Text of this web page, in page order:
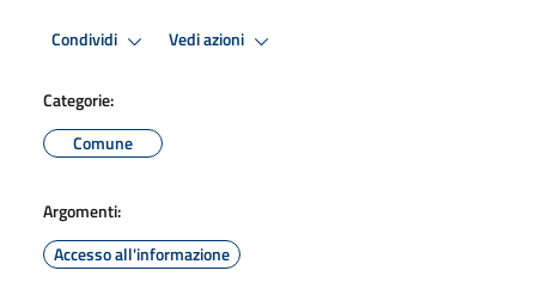
Condividi Vedi azioni
Categorie:
Comune
Argomenti:
Accesso all'informazione